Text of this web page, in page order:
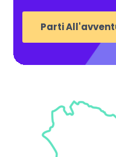
Parti